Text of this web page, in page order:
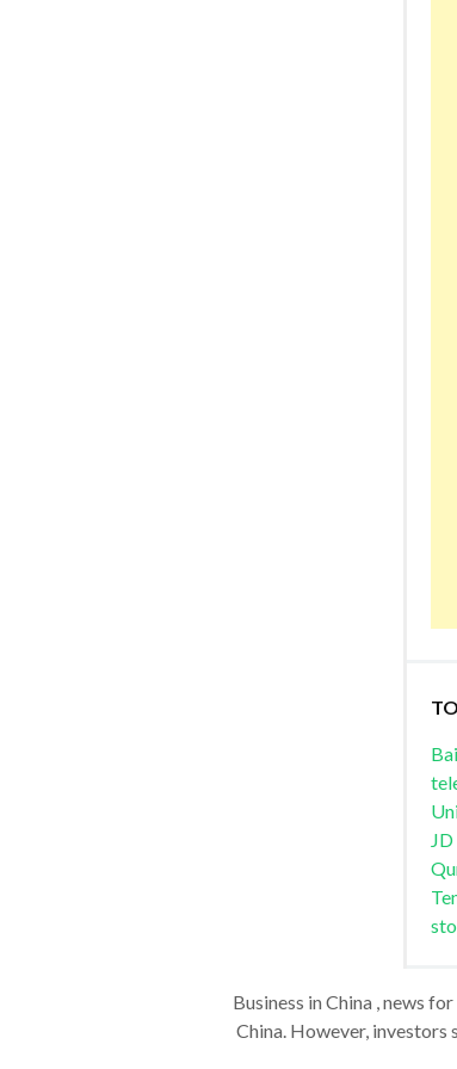
JD
Business in China , news
China. However, investors